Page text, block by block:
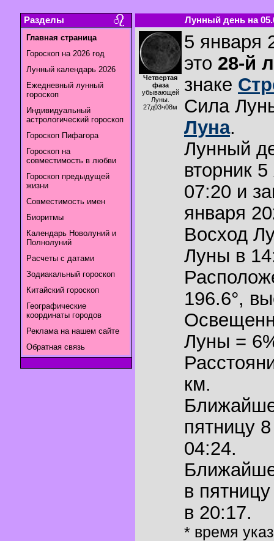
Разделы
Главная страница
Гороскоп на 2026 год
Лунный календарь 2026
Ежедневный лунный
гороскоп
Индивидуальный
астрологический гороскоп
Гороскоп Пифагора
Гороскоп на
совместимость в любви
Гороскоп предыдущей
жизни
Совместимость имен
Биоритмы
Календарь Новолуний и
Полнолуний
Расчеты с датами
Зодиакальный гороскоп
Китайский гороскоп
Географические
координаты городов
Реклама на нашем сайте
Обратная связь
Лунный день на
Четвертая
фаза
убывающей
Луны.
27д03ч08м
5 января
это 28-й
знаке
Сила
Луна.
Лунный
вторник
07:20 и
января
Восход
Луны в
196.6°,
Луны =
км.
пятницу
04:24.
в
в 20:17.
* время